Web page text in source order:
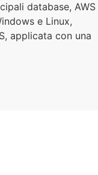
database, AWS
e Linux,
applicata con una